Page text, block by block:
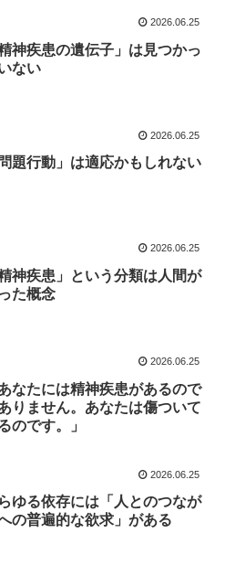
2026.06.25
精神疾患の遺伝子」は見つかっ
ない
2026.06.25
問題行動」は適応かもしれない
2026.06.25
精神疾患」という分類は人間が
た概念
2026.06.25
あなたには精神疾患があるので
りません。あなたは傷ついて
のです。」
2026.06.25
ゆる依存には「人とのつなが
の普遍的な欲求」がある